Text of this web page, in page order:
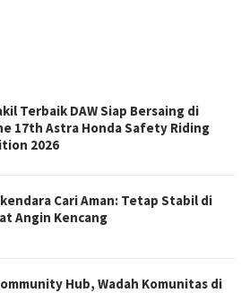
Terbaik DAW Siap Bersaing di
17th Astra Honda Safety Riding
2026
Cari Aman: Tetap Stabil di
Angin Kencang
Hub, Wadah Komunitas di